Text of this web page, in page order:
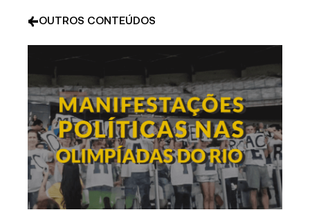
OUTROS CONTEÚDOS